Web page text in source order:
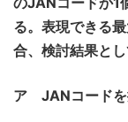
る。表現できる
合、検討結果と
ア JANコードを